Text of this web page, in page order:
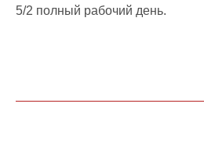
5/2 полный рабочий день.